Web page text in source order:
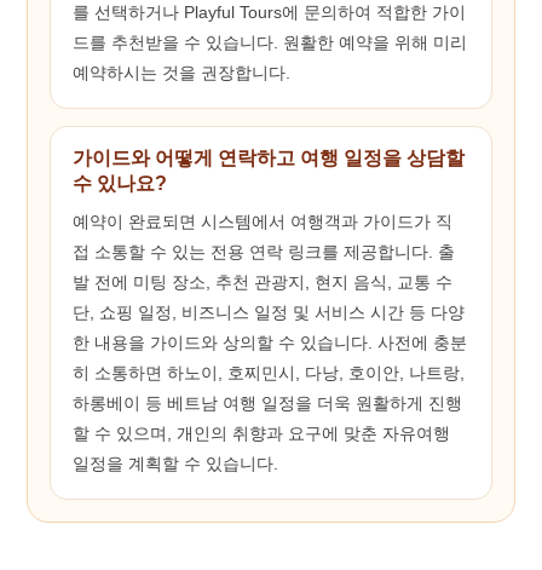
를 선택하거나 Playful Tours에 문의하여 적합한 가이
드를 추천받을 수 있습니다. 원활한 예약을 위해 미리
예약하시는 것을 권장합니다.
가이드와 어떻게 연락하고 여행 일정을 상담할
수 있나요?
예약이 완료되면 시스템에서 여행객과 가이드가 직
접 소통할 수 있는 전용 연락 링크를 제공합니다. 출
발 전에 미팅 장소, 추천 관광지, 현지 음식, 교통 수
단, 쇼핑 일정, 비즈니스 일정 및 서비스 시간 등 다양
한 내용을 가이드와 상의할 수 있습니다. 사전에 충분
히 소통하면 하노이, 호찌민시, 다낭, 호이안, 나트랑,
하롱베이 등 베트남 여행 일정을 더욱 원활하게 진행
할 수 있으며, 개인의 취향과 요구에 맞춘 자유여행
일정을 계획할 수 있습니다.